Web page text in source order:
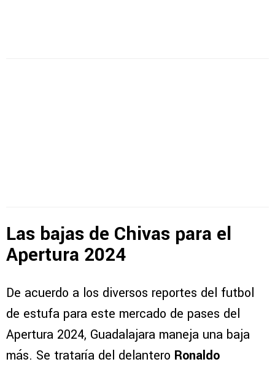
Las bajas de Chivas para el
Apertura 2024
De acuerdo a los diversos reportes del futbol
de estufa para este mercado de pases del
Apertura 2024, Guadalajara maneja una baja
más. Se trataría del delantero Ronaldo